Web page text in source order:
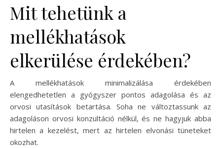
Mit tehetünk a
mellékhatások
elkerülése érdekében?
A mellékhatások minimalizálása érdekében
elengedhetetlen a gyógyszer pontos adagolása és az
orvosi utasítások betartása. Soha ne változtassunk az
adagoláson orvosi konzultáció nélkül, és ne hagyjuk abba
hirtelen a kezelést, mert az hirtelen elvonási tüneteket
okozhat.